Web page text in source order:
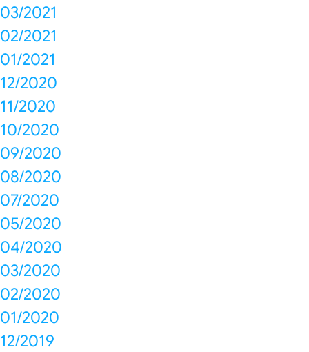
03/2021
02/2021
01/2021
12/2020
11/2020
10/2020
09/2020
08/2020
07/2020
05/2020
04/2020
03/2020
02/2020
01/2020
12/2019